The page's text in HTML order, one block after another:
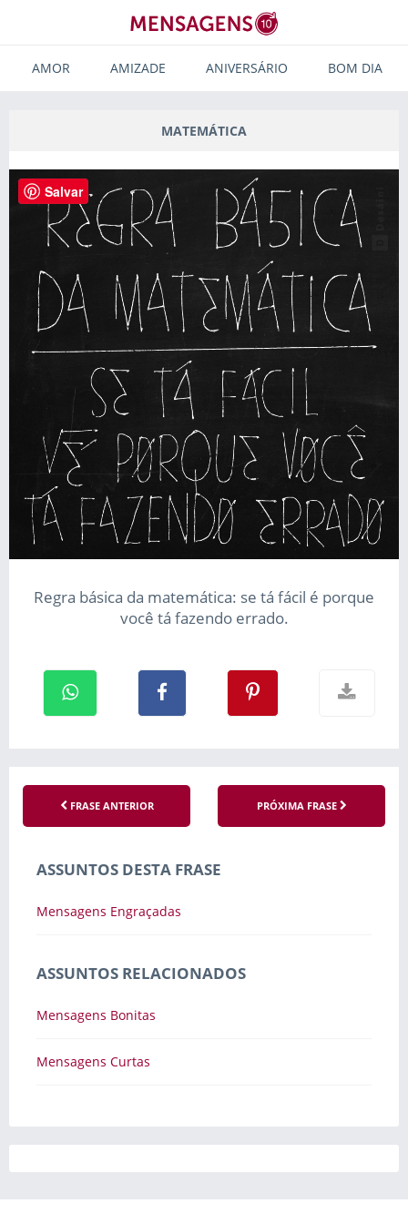
AMOR AMIZADE ANIVERSÁRIO BOM DIA
MATEMÁTICA
Regra básica da matemática: se tá fácil é porque
você tá fazendo errado.
FRASE ANTERIOR PRÓXIMA FRASE
ASSUNTOS DESTA FRASE
Mensagens Engraçadas
ASSUNTOS RELACIONADOS
Mensagens Bonitas
Mensagens Curtas
Salvar